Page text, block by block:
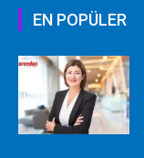
EN POPÜLER